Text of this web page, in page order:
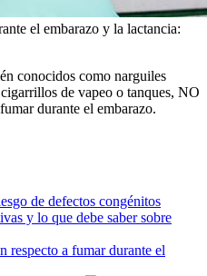
el embarazo y la lactancia:
conocidos como narguiles
de vapeo o tanques, NO
durante el embarazo.
de defectos congénitos
y lo que debe saber sobre
respecto a fumar durante el